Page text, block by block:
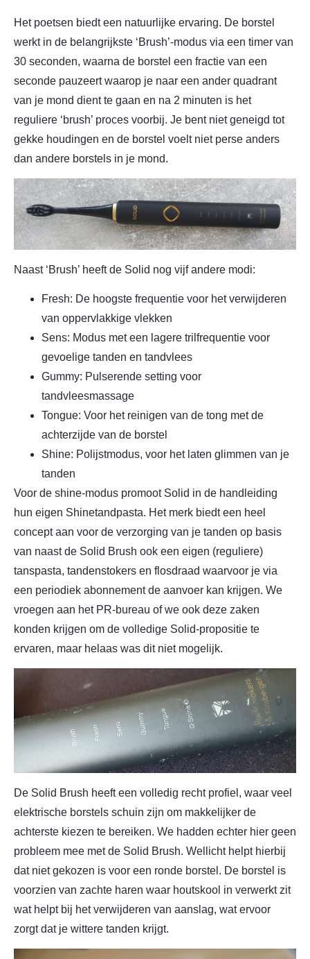
Het poetsen biedt een natuurlijke ervaring. De borstel
werkt in de belangrijkste ‘Brush’-modus via een timer van
30 seconden, waarna de borstel een fractie van een
seconde pauzeert waarop je naar een ander quadrant
van je mond dient te gaan en na 2 minuten is het
reguliere ‘brush’ proces voorbij. Je bent niet geneigd tot
gekke houdingen en de borstel voelt niet perse anders
dan andere borstels in je mond.
Naast ‘Brush’ heeft de Solid nog vijf andere modi:
Fresh: De hoogste frequentie voor het verwijderen
van oppervlakkige vlekken
Sens: Modus met een lagere trilfrequentie voor
gevoelige tanden en tandvlees
Gummy: Pulserende setting voor
tandvleesmassage
Tongue: Voor het reinigen van de tong met de
achterzijde van de borstel
Shine: Polijstmodus, voor het laten glimmen van je
tanden
Voor de shine-modus promoot Solid in de handleiding
hun eigen Shinetandpasta. Het merk biedt een heel
concept aan voor de verzorging van je tanden op basis
van naast de Solid Brush ook een eigen (reguliere)
tanspasta, tandenstokers en flosdraad waarvoor je via
een periodiek abonnement de aanvoer kan krijgen. We
vroegen aan het PR-bureau of we ook deze zaken
konden krijgen om de volledige Solid-propositie te
ervaren, maar helaas was dit niet mogelijk.
De Solid Brush heeft een volledig recht profiel, waar veel
elektrische borstels schuin zijn om makkelijker de
achterste kiezen te bereiken. We hadden echter hier geen
probleem mee met de Solid Brush. Wellicht helpt hierbij
dat niet gekozen is voor een ronde borstel. De borstel is
voorzien van zachte haren waar houtskool in verwerkt zit
wat helpt bij het verwijderen van aanslag, wat ervoor
zorgt dat je wittere tanden krijgt.